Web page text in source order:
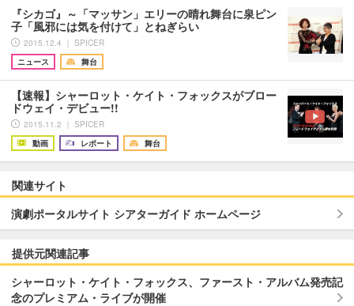
『シカゴ』～「マッサン」エリーの晴れ舞台に泉ピン
子「風邪には気を付けて」とねぎらい
2015.12.4 ｜ SPICER
ニュース
舞台
【速報】シャーロット・ケイト・フォックスがブロー
ドウェイ・デビュー!!
2015.11.2 ｜ SPICER
動画
レポート 舞台
関連サイト
演劇ポータルサイト シアターガイド ホームページ
提供元関連記事
シャーロット・ケイト・フォックス、ファースト・アルバム発売記
念のプレミアム・ライブが開催